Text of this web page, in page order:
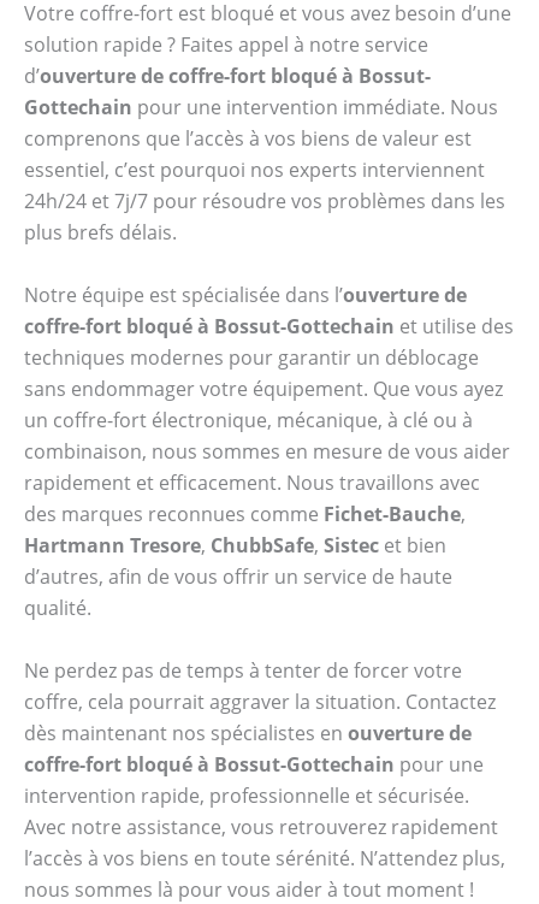
Votre coffre-fort est bloqué et vous avez besoin d’une
solution rapide ? Faites appel à notre service
d’ouverture de coffre-fort bloqué à Bossut-
Gottechain pour une intervention immédiate. Nous
comprenons que l’accès à vos biens de valeur est
essentiel, c’est pourquoi nos experts interviennent
24h/24 et 7j/7 pour résoudre vos problèmes dans les
plus brefs délais.
Notre équipe est spécialisée dans l’ouverture de
coffre-fort bloqué à Bossut-Gottechain et utilise des
techniques modernes pour garantir un déblocage
sans endommager votre équipement. Que vous ayez
un coffre-fort électronique, mécanique, à clé ou à
combinaison, nous sommes en mesure de vous aider
rapidement et efficacement. Nous travaillons avec
des marques reconnues comme Fichet-Bauche,
Hartmann Tresore, ChubbSafe, Sistec et bien
d’autres, afin de vous offrir un service de haute
qualité.
Ne perdez pas de temps à tenter de forcer votre
coffre, cela pourrait aggraver la situation. Contactez
dès maintenant nos spécialistes en ouverture de
coffre-fort bloqué à Bossut-Gottechain pour une
intervention rapide, professionnelle et sécurisée.
Avec notre assistance, vous retrouverez rapidement
l’accès à vos biens en toute sérénité. N’attendez plus,
nous sommes là pour vous aider à tout moment !